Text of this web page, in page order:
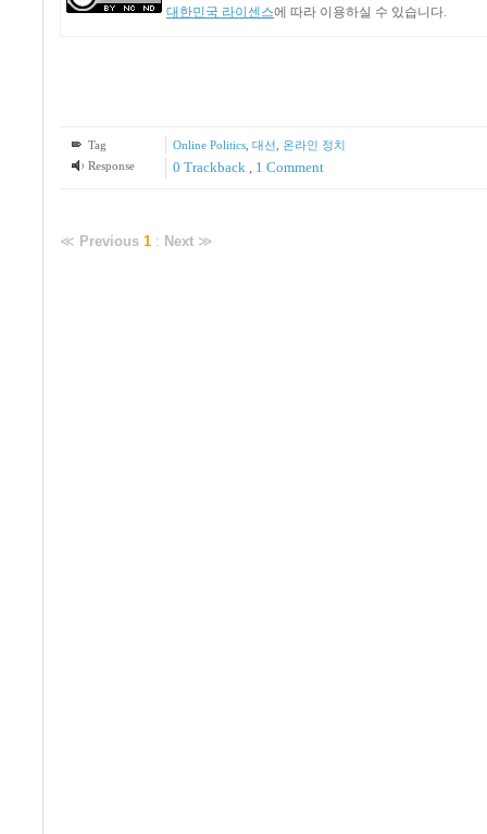
대한민국 라이센스에 따라 이용하실 수 있습니다.
Tag Online Politics, 대선
온라인 정치
Response
0 Trackback , 1 Comment
≪ Previous 1 : Next ≫